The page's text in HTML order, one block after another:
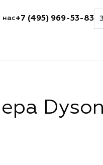
нас+7 (495) 969-53-83